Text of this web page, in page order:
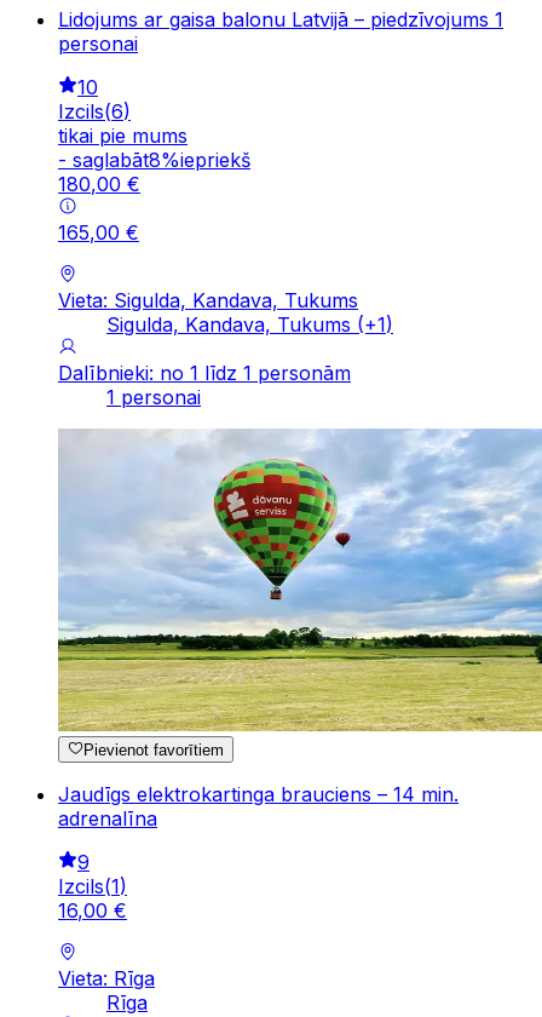
Lidojums ar gaisa balonu Latvijā – piedzīvojums 1
personai
10
Izcils(6)
tikai pie mums
- saglabāt8%iepriekš
180,00 €
165,00 €
Vieta: Sigulda, Kandava, Tukums
Sigulda, Kandava, Tukums (+1)
Dalībnieki: no 1 līdz 1 personām
1 personai
Pievienot favorītiem
Jaudīgs elektrokartinga brauciens – 14 min.
adrenalīna
9
Izcils(1)
16,00 €
Vieta: Rīga
Rīga